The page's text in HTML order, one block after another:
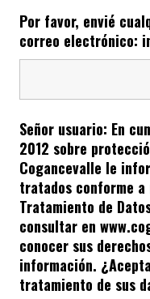
Por favor, envié
correo electrónico:
Señor usuario: En
2012 sobre
Cogancevalle le
tratados conforme
Tratamiento de
consultar en
conocer sus
información.
tratamiento de sus